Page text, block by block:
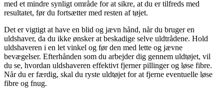
med et mindre synligt område for at sikre, at du er tilfreds med
resultatet, før du fortsætter med resten af tøjet.
Det er vigtigt at have en blid og jævn hånd, når du bruger en
uldshaver, da du ikke ønsker at beskadige selve uldtrådene. Hold
uldshaveren i en let vinkel og før den med lette og jævne
bevægelser. Efterhånden som du arbejder dig gennem uldtøjet, vil
du se, hvordan uldshaveren effektivt fjerner pillinger og løse fibre.
Når du er færdig, skal du ryste uldtøjet for at fjerne eventuelle løse
fibre og fnug.